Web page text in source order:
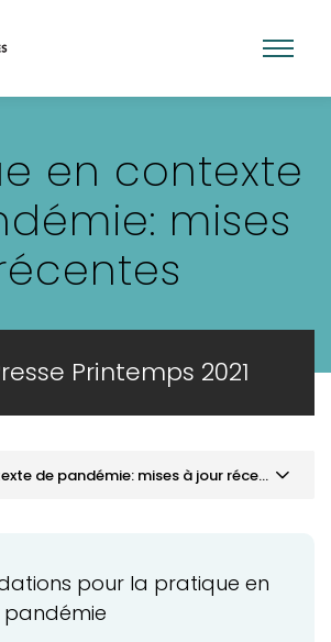
en contexte
mises
Printemps 2021
Pratique en contexte de pandémie: mises à jour récentes
pour la pratique en